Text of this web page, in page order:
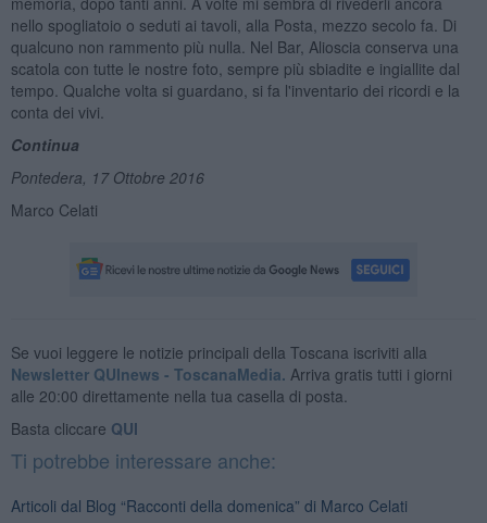
nello spogliatoio o seduti ai tavoli, alla Posta, mezzo secolo fa. Di
qualcuno non rammento più nulla. Nel Bar, Alioscia conserva una
scatola con tutte le nostre foto, sempre più sbiadite e ingiallite dal
tempo. Qualche volta si guardano, si fa l'inventario dei ricordi e la
conta dei vivi.
Continua
Pontedera, 17 Ottobre 2016
Marco Celati
Se vuoi leggere le notizie principali della Toscana iscriviti alla
Newsletter QUInews - ToscanaMedia. Arriva gratis tutti i giorni
alle 20:00 direttamente nella tua casella di posta.
Basta cliccare QUI
Ti potrebbe interessare anche:
Articoli dal Blog “Racconti della domenica” di Marco Celati